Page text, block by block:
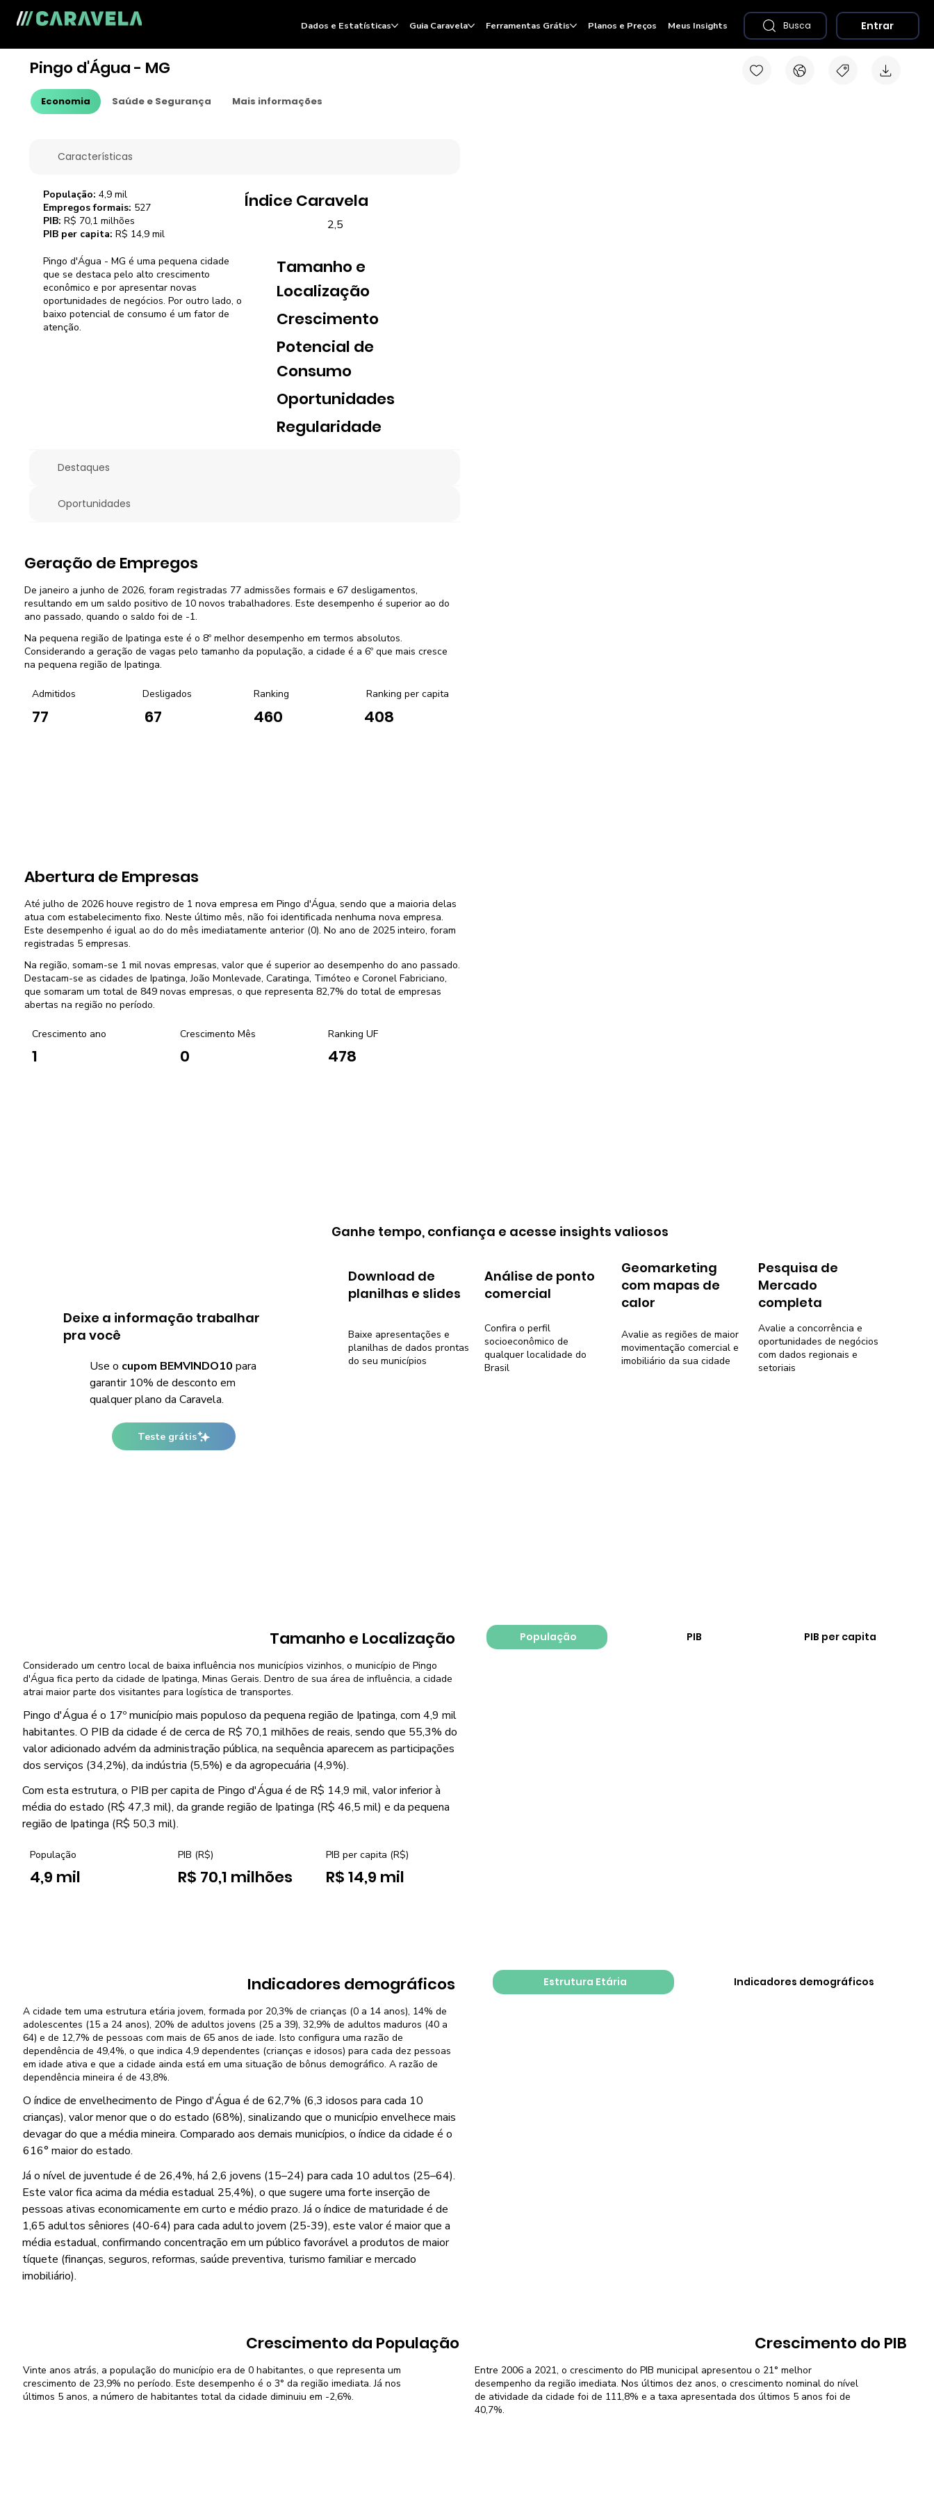
Características
Pingo d'Água - MG é uma pequena cidade
que se destaca pelo alto crescimento
econômico e por apresentar novas
oportunidades de negócios. Por outro lado, o
baixo potencial de consumo é um fator de
atenção.
Índice Caravela
2,5
Tamanho e
Localização
Crescimento
Potencial de
Consumo
Oportunidades
Regularidade
População: 4,9 mil
Empregos formais: 527
PIB: R$ 70,1 milhões
PIB per capita: R$ 14,9 mil
Destaques
Oportunidades
Geração de Empregos
De janeiro a junho de 2026, foram registradas 77 admissões formais e 67 desligamentos,
resultando em um saldo positivo de 10 novos trabalhadores. Este desempenho é superior ao do
ano passado, quando o saldo foi de -1.
Na pequena região de Ipatinga este é o 8º melhor desempenho em termos absolutos.
Considerando a geração de vagas pelo tamanho da população, a cidade é a 6º que mais cresce
na pequena região de Ipatinga.
Admitidos
77
Desligados
67
Ranking
460
Ranking per capita
408
Abertura de Empresas
Até julho de 2026 houve registro de 1 nova empresa em Pingo d'Água, sendo que a maioria delas
atua com estabelecimento fixo. Neste último mês, não foi identificada nenhuma nova empresa.
Este desempenho é igual ao do do mês imediatamente anterior (0). No ano de 2025 inteiro, foram
registradas 5 empresas.
Na região, somam-se 1 mil novas empresas, valor que é superior ao desempenho do ano passado.
Destacam-se as cidades de Ipatinga, João Monlevade, Caratinga, Timóteo e Coronel Fabriciano,
que somaram um total de 849 novas empresas, o que representa 82,7% do total de empresas
abertas na região no período.
Crescimento ano
1
Crescimento Mês
0
Ranking UF
478
Deixe a informação trabalhar
pra você
Use o cupom BEMVINDO10 para
garantir 10% de desconto em
qualquer plano da Caravela.
Teste grátis
Download de
planilhas e slides
Baixe apresentações e
planilhas de dados prontas
do seu municípios
Análise de ponto
comercial
Confira o perfil
socioeconômico de
qualquer localidade do
Brasil
Geomarketing
com mapas de
calor
Avalie as regiões de maior
movimentação comercial e
imobiliário da sua cidade
Pesquisa de
Mercado
completa
Avalie a concorrência e
oportunidades de negócios
com dados regionais e
setoriais
Ganhe tempo, confiança e acesse insights valiosos
População PIB PIB per capita
Estrutura Etária Indicadores demográficos
Tamanho e Localização
Considerado um centro local de baixa influência nos municípios vizinhos, o município de Pingo
d'Água fica perto da cidade de Ipatinga, Minas Gerais. Dentro de sua área de influência, a cidade
atrai maior parte dos visitantes para logística de transportes.
Pingo d'Água é o 17º município mais populoso da pequena região de Ipatinga, com 4,9 mil
habitantes. O PIB da cidade é de cerca de R$ 70,1 milhões de reais, sendo que 55,3% do
valor adicionado advém da administração pública, na sequência aparecem as participações
dos serviços (34,2%), da indústria (5,5%) e da agropecuária (4,9%).
Com esta estrutura, o PIB per capita de Pingo d'Água é de R$ 14,9 mil, valor inferior à
média do estado (R$ 47,3 mil), da grande região de Ipatinga (R$ 46,5 mil) e da pequena
região de Ipatinga (R$ 50,3 mil).
População
4,9 mil
PIB (R$)
R$ 70,1 milhões
PIB per capita (R$)
R$ 14,9 mil
Indicadores demográficos
A cidade tem uma estrutura etária jovem, formada por 20,3% de crianças (0 a 14 anos), 14% de
adolescentes (15 a 24 anos), 20% de adultos jovens (25 a 39), 32,9% de adultos maduros (40 a
64) e de 12,7% de pessoas com mais de 65 anos de iade. Isto configura uma razão de
dependência de 49,4%, o que indica 4,9 dependentes (crianças e idosos) para cada dez pessoas
em idade ativa e que a cidade ainda está em uma situação de bônus demográfico. A razão de
dependência mineira é de 43,8%.
O índice de envelhecimento de Pingo d'Água é de 62,7% (6,3 idosos para cada 10
crianças), valor menor que o do estado (68%), sinalizando que o município envelhece mais
devagar do que a média mineira. Comparado aos demais municípios, o índice da cidade é o
616° maior do estado.
Já o nível de juventude é de 26,4%, há 2,6 jovens (15–24) para cada 10 adultos (25–64).
Este valor fica acima da média estadual 25,4%), o que sugere uma forte inserção de
pessoas ativas economicamente em curto e médio prazo. Já o índice de maturidade é de
1,65 adultos sêniores (40-64) para cada adulto jovem (25-39), este valor é maior que a
média estadual, confirmando concentração em um público favorável a produtos de maior
tíquete (finanças, seguros, reformas, saúde preventiva, turismo familiar e mercado
imobiliário).
Crescimento da População
Vinte anos atrás, a população do município era de 0 habitantes, o que representa um
crescimento de 23,9% no período. Este desempenho é o 3° da região imediata. Já nos
últimos 5 anos, a número de habitantes total da cidade diminuiu em -2,6%.
Crescimento do PIB
Entre 2006 a 2021, o crescimento do PIB municipal apresentou o 21° melhor
desempenho da região imediata. Nos últimos dez anos, o crescimento nominal do nível
de atividade da cidade foi de 111,8% e a taxa apresentada dos últimos 5 anos foi de
40,7%.
Economia Saúde e Segurança Mais informações
Pingo d'Água - MG
Dados e Estatísticas Guia Caravela Ferramentas Grátis Planos e Preços Meus Insights Busca Entrar